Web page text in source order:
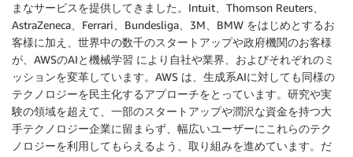
まなサービスを提供してきました。Intuit、Thomson Reuters、
AstraZeneca、Ferrari、Bundesliga、3M、BMW をはじめとするお
客様に加え、世界中の数千のスタートアップや政府機関のお客様
が、AWSのAIと機械学習 により自社や業界、およびそれぞれのミ
ッションを変革しています。AWS は、生成系AIに対しても同様の
テクノロジーを民主化するアプローチをとっています。研究や実
験の領域を超えて、一部のスタートアップや潤沢な資金を持つ大
手テクノロジー企業に留まらず、幅広いユーザーにこれらのテク
ノロジーを利用してもらえるよう、取り組みを進めています。だ